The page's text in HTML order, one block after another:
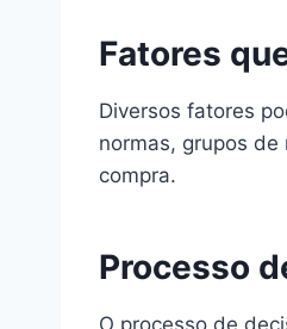
Fatores
Diversos fatores
normas, grupos
compra.
Processo
O processo de